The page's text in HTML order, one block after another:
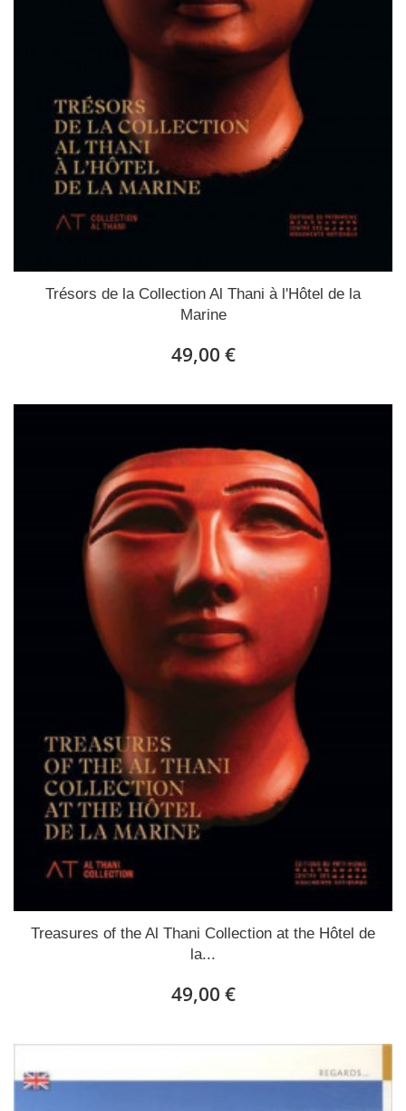
Trésors de la Collection Al Thani à l'Hôtel de la
Marine
49,00 €
Treasures of the Al Thani Collection at the Hôtel de
la...
49,00 €